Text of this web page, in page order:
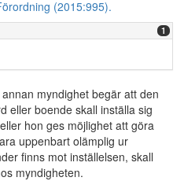
(2015:995).
1
myndighet begär att den
eller boende skall inställa sig
hon ges möjlighet att göra
uppenbart olämplig ur
finns mot inställelsen, skall
myndigheten.